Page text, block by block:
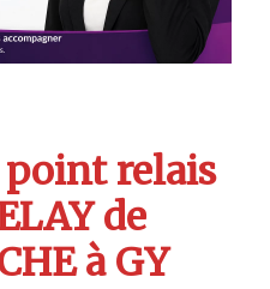
point relais
de
à GY